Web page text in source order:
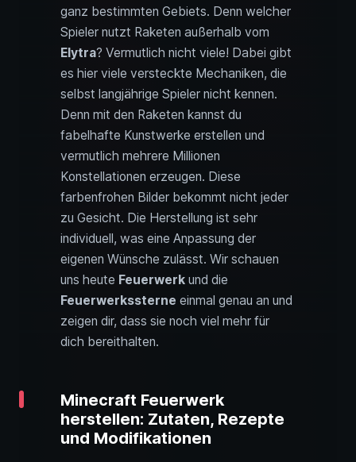
ganz bestimmten Gebiets. Denn welcher
Spieler nutzt Raketen außerhalb vom
Elytra? Vermutlich nicht viele! Dabei gibt
es hier viele versteckte Mechaniken, die
selbst langjährige Spieler nicht kennen.
Denn mit den Raketen kannst du
fabelhafte Kunstwerke erstellen und
vermutlich mehrere Millionen
Konstellationen erzeugen. Diese
farbenfrohen Bilder bekommt nicht jeder
zu Gesicht. Die Herstellung ist sehr
individuell, was eine Anpassung der
eigenen Wünsche zulässt. Wir schauen
uns heute Feuerwerk und die
Feuerwerkssterne einmal genau an und
zeigen dir, dass sie noch viel mehr für
dich bereithalten.
Minecraft Feuerwerk
herstellen: Zutaten, Rezepte
und Modifikationen